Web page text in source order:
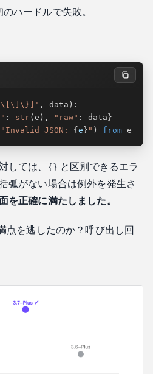
ハードルで失敗。
, data ) :
: str( e ) , "raw" : data }
JSON: { e } " ) from e
しては、{} と区別できるエラ
弧がない場合は例外を発生さ
を正確に満たしました。
点を逃したのか？呼び出し回